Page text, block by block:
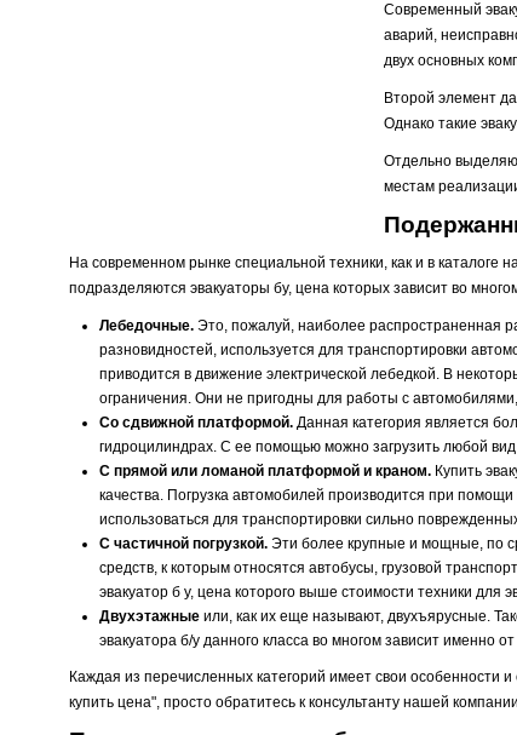
Современный
аварий,
двух основных
Второй элемент
Однако такие
Отдельно
местам
На современном рынке специальной техники, как и в
подразделяются эвакуаторы бу, цена которых зависит во
Лебедочные. Это, пожалуй, наиболее распространенная
разновидностей, используется для транспортировки
приводится в движение электрической лебедкой. В
ограничения. Они не пригодны для работы с
Со сдвижной платформой. Данная категория является
гидроцилиндрах. С ее помощью можно загрузить любой
С прямой или ломаной платформой и краном. Купить
качества. Погрузка автомобилей производится при
использоваться для транспортировки сильно
С частичной погрузкой. Эти более крупные и мощные, по
средств, к которым относятся автобусы, грузовой
эвакуатор б у, цена которого выше стоимости техники для
Двухэтажные или, как их еще называют, двухъярусные.
эвакуатора б/у данного класса во многом зависит именно
Каждая из перечисленных категорий имеет свои особенности
купить цена", просто обратитесь к консультанту нашей